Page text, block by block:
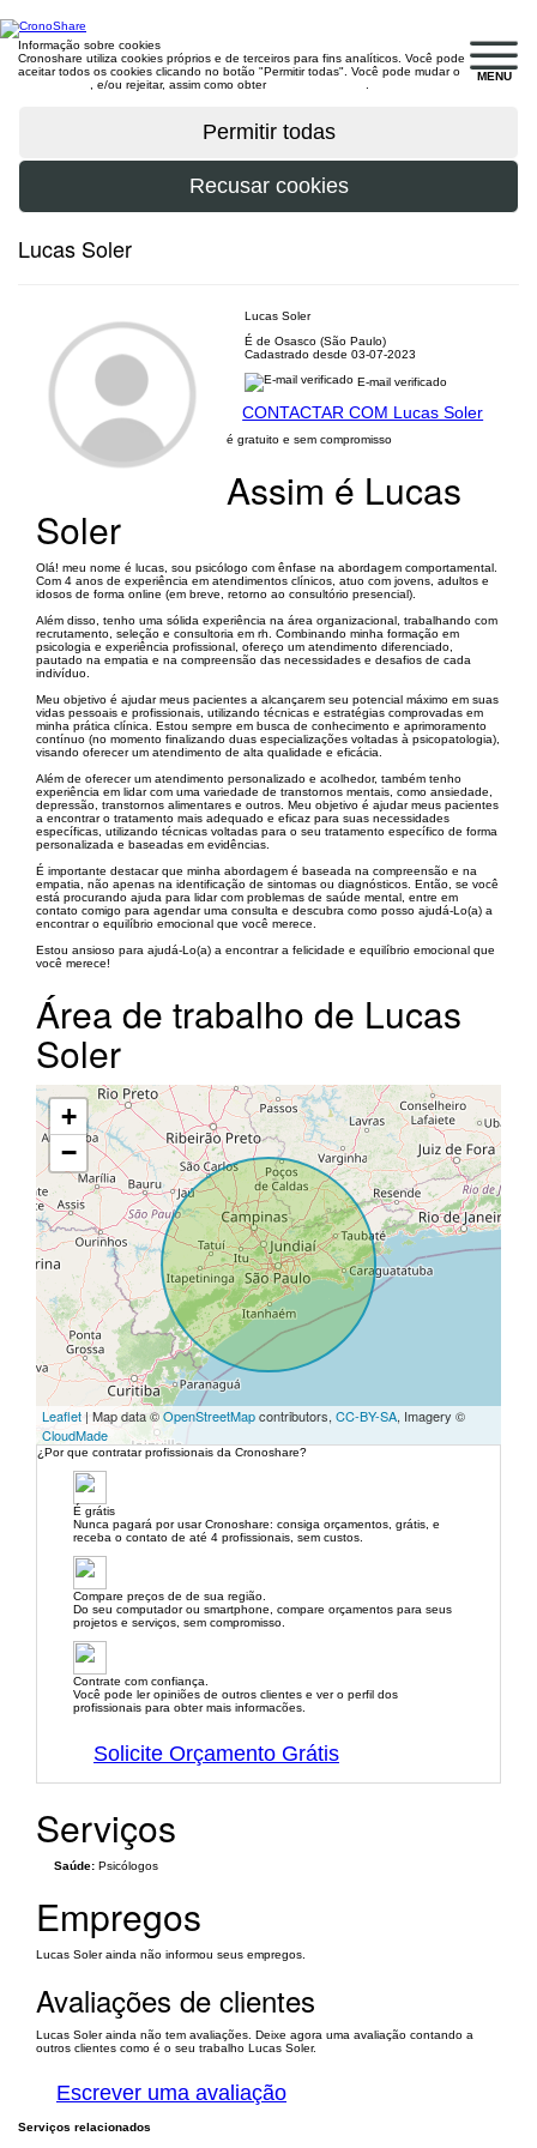
MENU
Informação sobre cookies
Cronoshare utiliza cookies próprios e de terceiros para fins analíticos. Você pode
aceitar todos os cookies clicando no botão "Permitir todas". Você pode mudar o
, e/ou rejeitar, assim como obter
Lucas Soler
Lucas Soler
É de Osasco (São Paulo)
Cadastrado desde 03-07-2023
E-mail verificado
CONTACTAR COM Lucas Soler
é gratuito e sem compromisso
Assim é Lucas
Soler
Olá! meu nome é lucas, sou psicólogo com ênfase na abordagem comportamental.
Com 4 anos de experiência em atendimentos clínicos, atuo com jovens, adultos e
idosos de forma online (em breve, retorno ao consultório presencial).
Além disso, tenho uma sólida experiência na área organizacional, trabalhando com
recrutamento, seleção e consultoria em rh. Combinando minha formação em
psicologia e experiência profissional, ofereço um atendimento diferenciado,
pautado na empatia e na compreensão das necessidades e desafios de cada
indivíduo.
Meu objetivo é ajudar meus pacientes a alcançarem seu potencial máximo em suas
vidas pessoais e profissionais, utilizando técnicas e estratégias comprovadas em
minha prática clínica. Estou sempre em busca de conhecimento e aprimoramento
contínuo (no momento finalizando duas especializações voltadas à psicopatologia),
visando oferecer um atendimento de alta qualidade e eficácia.
Além de oferecer um atendimento personalizado e acolhedor, também tenho
experiência em lidar com uma variedade de transtornos mentais, como ansiedade,
depressão, transtornos alimentares e outros. Meu objetivo é ajudar meus pacientes
a encontrar o tratamento mais adequado e eficaz para suas necessidades
específicas, utilizando técnicas voltadas para o seu tratamento específico de forma
personalizada e baseadas em evidências.
É importante destacar que minha abordagem é baseada na compreensão e na
empatia, não apenas na identificação de sintomas ou diagnósticos. Então, se você
está procurando ajuda para lidar com problemas de saúde mental, entre em
contato comigo para agendar uma consulta e descubra como posso ajudá-Lo(a) a
encontrar o equilíbrio emocional que você merece.
Estou ansioso para ajudá-Lo(a) a encontrar a felicidade e equilíbrio emocional que
você merece!
Área de trabalho de Lucas
Soler
+
−
Leaflet | Map data ©OpenStreetMapcontributors, CC-BY-SA, Imagery ©
CloudMade
¿Por que contratar profissionais da Cronoshare?
É grátis
Nunca pagará por usar Cronoshare: consiga orçamentos, grátis, e
receba o contato de até 4 profissionais, sem custos.
Compare preços de de sua região.
Do seu computador ou smartphone, compare orçamentos para seus
projetos e serviços, sem compromisso.
Contrate com confiança.
Você pode ler opiniões de outros clientes e ver o perfil dos
profissionais para obter mais informacões.
Solicite Orçamento Grátis
Serviços
Saúde: Psicólogos
Empregos
Lucas Soler ainda não informou seus empregos.
Avaliações de clientes
Lucas Soler ainda não tem avaliações. Deixe agora uma avaliação contando a
outros clientes como é o seu trabalho Lucas Soler.
Escrever uma avaliação
Serviços relacionados